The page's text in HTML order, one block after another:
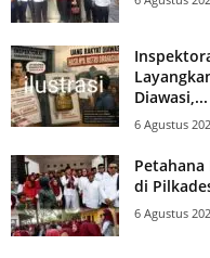
Diawasi,...
6 Agustus
di
6 Agustus